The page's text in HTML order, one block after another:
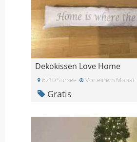
Dekokissen Love Home
6210 Sursee Vor einem Monat
Gratis